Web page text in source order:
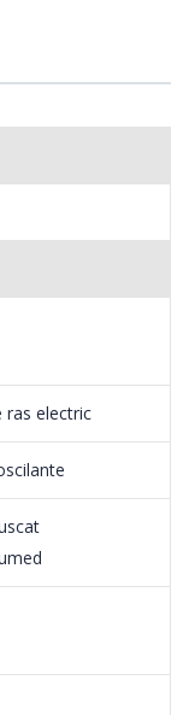
ras electric